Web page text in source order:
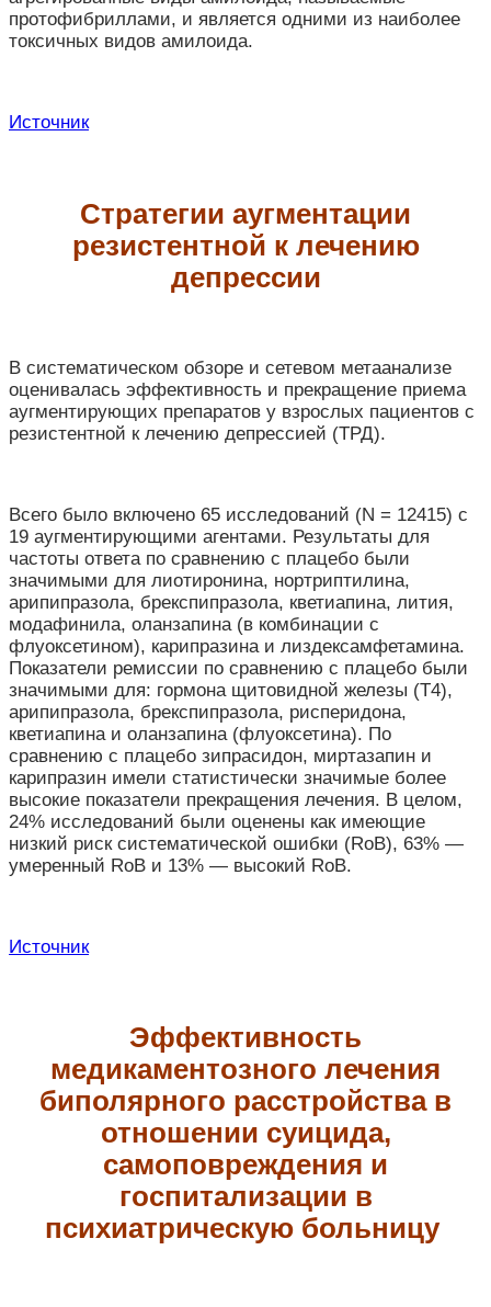
протофибриллами, и является одними из наиболее
токсичных видов амилоида.
Источник
Стратегии аугментации
резистентной к лечению
депрессии
В систематическом обзоре и сетевом метаанализе
оценивалась эффективность и прекращение приема
аугментирующих препаратов у взрослых пациентов с
резистентной к лечению депрессией (ТРД).
Всего было включено 65 исследований (N = 12415) с
19 аугментирующими агентами. Результаты для
частоты ответа по сравнению с плацебо были
значимыми для лиотиронина, нортриптилина,
арипипразола, брекспипразола, кветиапина, лития,
модафинила, оланзапина (в комбинации с
флуоксетином), карипразина и лиздексамфетамина.
Показатели ремиссии по сравнению с плацебо были
значимыми для: гормона щитовидной железы (Т4),
арипипразола, брекспипразола, рисперидона,
кветиапина и оланзапина (флуоксетина). По
сравнению с плацебо зипрасидон, миртазапин и
карипразин имели статистически значимые более
высокие показатели прекращения лечения. В целом,
24% исследований были оценены как имеющие
низкий риск систематической ошибки (RoB), 63% —
умеренный RoB и 13% — высокий RoB.
Источник
Эффективность
медикаментозного лечения
биполярного расстройства в
отношении суицида,
самоповреждения и
госпитализации в
психиатрическую больницу